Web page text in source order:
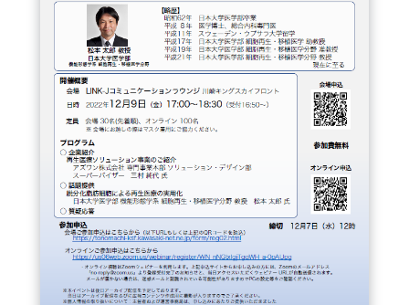
施設・アクセス
イベントお知らせメール登録